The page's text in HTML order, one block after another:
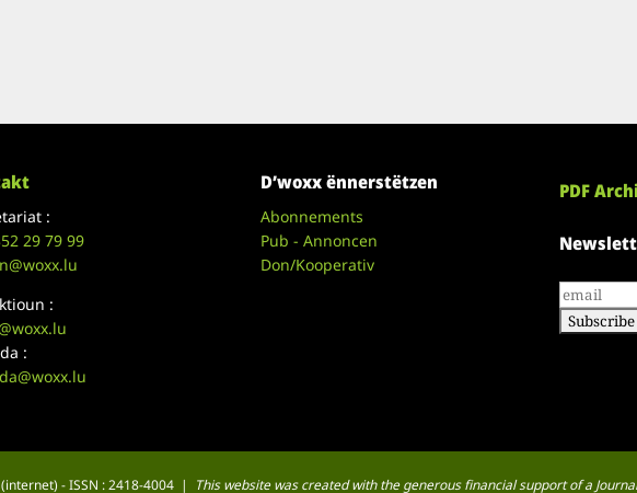
:
29 79 99
:
:
D’woxx ënnerstëtzen
Abonnements
Pub - Annoncen
Don/Kooperativ
PDF
- ISSN : 2418-4004 | This website was created with the generous financial support of a